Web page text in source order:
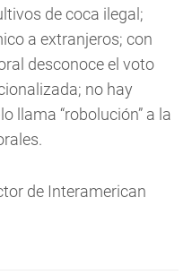
de coca ilegal;
a extranjeros; con
desconoce el voto
no hay
llama “robolución” a la
de Interamerican